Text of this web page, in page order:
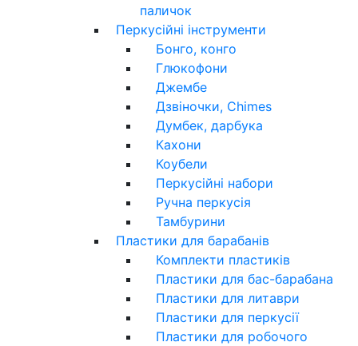
паличок
Перкусійні інструменти
Бонго, конго
Глюкофони
Джембе
Дзвіночки, Chimes
Думбек, дарбука
Кахони
Коубели
Перкусійні набори
Ручна перкусія
Тамбурини
Пластики для барабанів
Комплекти пластиків
Пластики для бас-барабана
Пластики для литаври
Пластики для перкусії
Пластики для робочого